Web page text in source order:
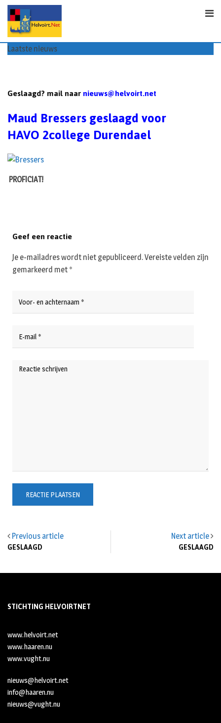
Skip
content
Laatste nieuws
Geslaagd? mail naarnieuws@helvoirt.net
Maud Bressers geslaagd voor
HAVO 2college Durendael
PROFICIAT!
Previous article
GESLAAGD
Next article
GESLAAGD
Geef een reactie
Je e-mailadres wordt niet gepubliceerd.Vereiste velden zijn
gemarkeerd met *
STICHTING HELVOIRTNET
www.helvoirt.net
www.haaren.nu
www.vught.nu
nieuws@helvoirt.net
info@haaren.nu
nieuws@vught.nu